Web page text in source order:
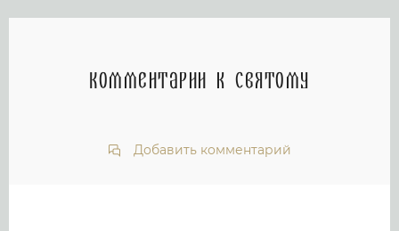
Комментарии к святому
Добавить комментарий